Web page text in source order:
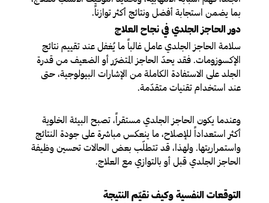
بما يضمن استجابة أفضل ونتائج أكثر توازناً.
دور الحاجز الجلدي في نجاح العلاج
سلامة الحاجز الجلدي عامل غالباً ما يُغفل عند تقييم نتائج
الإكسوزومات. فقد يحدّ الحاجز المتضرّر أو الضعيف من قدرة
الجلد على الاستفادة الكاملة من الإشارات البيولوجية، حتى
عند استخدام تقنيات متقدّمة.
وعندما يكون الحاجز الجلدي مستقراً، تصبح البيئة الخلوية
أكثر استعداداً للإصلاح، ما ينعكس مباشرة على جودة النتائج
واستمراريتها. ولهذا، قد تتطلّب بعض الحالات تحسين وظيفة
الحاجز الجلدي قبل أو بالتوازي مع العلاج.
التوقعات النفسية وكيف نقيّم النتيجة